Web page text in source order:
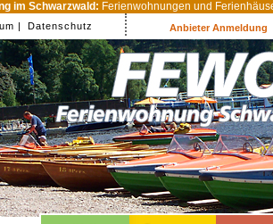
im Schwarzwald: Ferienwohnungen und
| Datenschutz Anbieter Anmeldung